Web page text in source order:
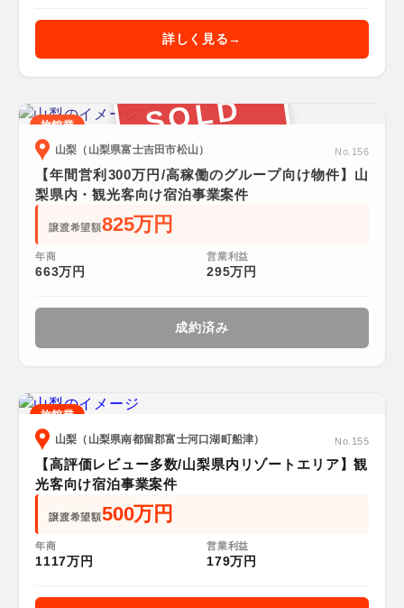
詳しく見る
SOLD
旅館業
山梨（山梨県富士吉田市松山）
No.156
【年間営利300万円/高稼働のグループ向け物件】山
梨県内・観光客向け宿泊事業案件
譲渡希望額825万円
年商
663万円
営業利益
295万円
成約済み
旅館業
山梨（山梨県南都留郡富士河口湖町船津）
No.155
【高評価レビュー多数/山梨県内リゾートエリア】観
光客向け宿泊事業案件
譲渡希望額500万円
年商
1117万円
営業利益
179万円